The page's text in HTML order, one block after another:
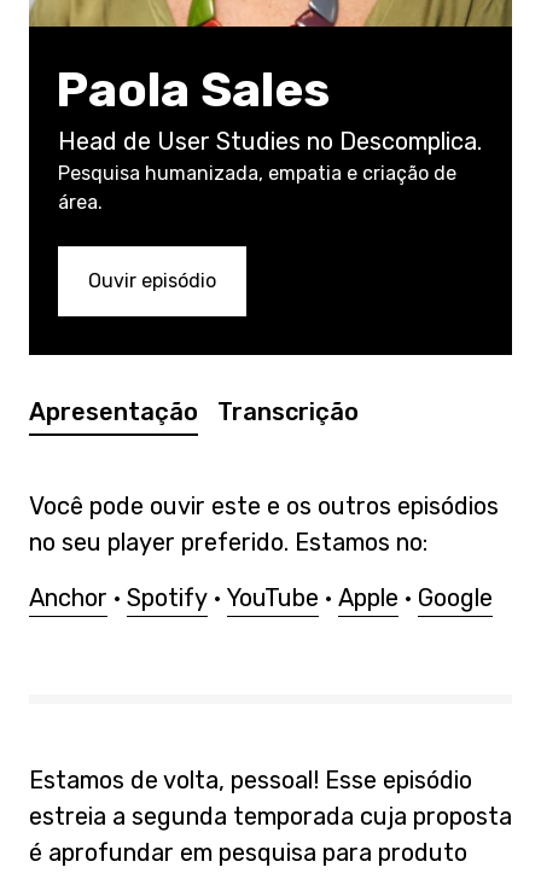
Paola Sales
Head de User Studies no Descomplica.
Pesquisa humanizada, empatia e criação de
área.
Ouvir episódio
Apresentação Transcrição
Você pode ouvir este e os outros episódios
no seu player preferido. Estamos no:
Anchor · Spotify · YouTube · Apple · Google
Estamos de volta, pessoal! Esse episódio
estreia a segunda temporada cuja proposta
é aprofundar em pesquisa para produto